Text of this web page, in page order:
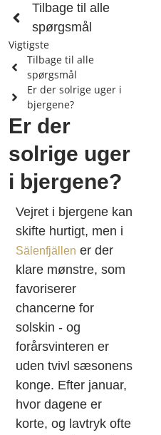
Tilbage til alle
spørgsmål
Vigtigste
Tilbage til alle
spørgsmål
Er der solrige uger i
bjergene?
Er der
solrige uger
i bjergene?
Vejret i bjergene kan
skifte hurtigt, men i
Sälenfjällen er der
klare mønstre, som
favoriserer
chancerne for
solskin - og
forårsvinteren er
uden tvivl sæsonens
konge. Efter januar,
hvor dagene er
korte, og lavtryk ofte